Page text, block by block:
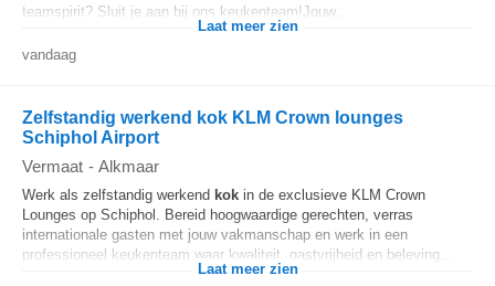
teamspirit? Sluit je aan bij ons keukenteam!Jouw...
Laat meer zien
vandaag
Zelfstandig werkend kok KLM Crown lounges
Schiphol Airport
Vermaat - Alkmaar
Werk als zelfstandig werkend kok in de exclusieve KLM Crown
Lounges op Schiphol. Bereid hoogwaardige gerechten, verras
internationale gasten met jouw vakmanschap en werk in een
professioneel keukenteam waar kwaliteit, gastvrijheid en beleving...
Laat meer zien